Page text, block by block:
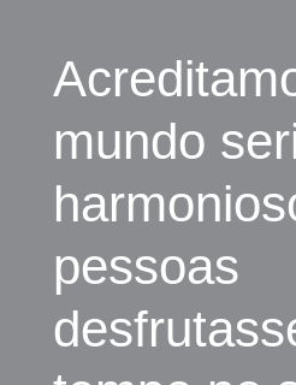
mundo
pessoas